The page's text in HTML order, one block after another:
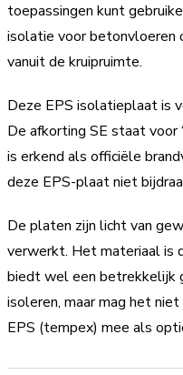
toepassingen kunt
isolatie voor betonvloeren
vanuit de kruipruimte.
Deze EPS isolatieplaat is
De afkorting SE staat voor
is erkend als officiële
deze EPS-plaat niet
De platen zijn licht van
verwerkt. Het materiaal is
biedt wel een betrekkelijk
isoleren, maar mag het
EPS (tempex) mee als